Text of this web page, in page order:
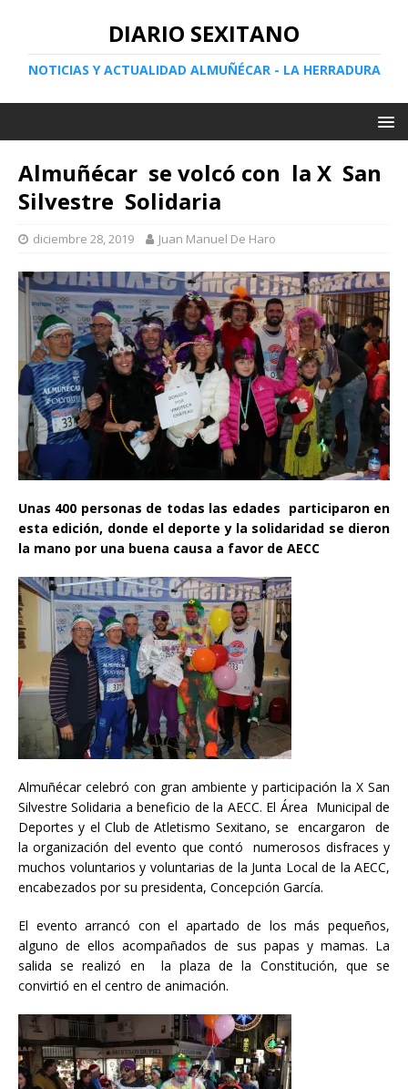
DIARIO SEXITANO
NOTICIAS Y ACTUALIDAD ALMUÑÉCAR - LA HERRADURA
Almuñécar se volcó con la X San
Silvestre Solidaria
diciembre 28, 2019 Juan Manuel De Haro
Unas 400 personas de todas las edades participaron en
esta edición, donde el deporte y la solidaridad se dieron
la mano por una buena causa a favor de AECC
Almuñécar celebró con gran ambiente y participación la X San
Silvestre Solidaria a beneficio de la AECC. El Área Municipal de
Deportes y el Club de Atletismo Sexitano, se encargaron de
la organización del evento que contó numerosos disfraces y
muchos voluntarios y voluntarias de la Junta Local de la AECC,
encabezados por su presidenta, Concepción García.
El evento arrancó con el apartado de los más pequeños,
alguno de ellos acompañados de sus papas y mamas. La
salida se realizó en la plaza de la Constitución, que se
convirtió en el centro de animación.